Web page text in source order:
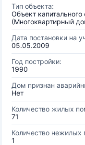
Тип объекта:
Объект
(Многоквартирный
Дата постановки на
05.05.2009
Год постройки:
1990
Дом признан
Нет
Количество жилых
71
Количество нежилых
1